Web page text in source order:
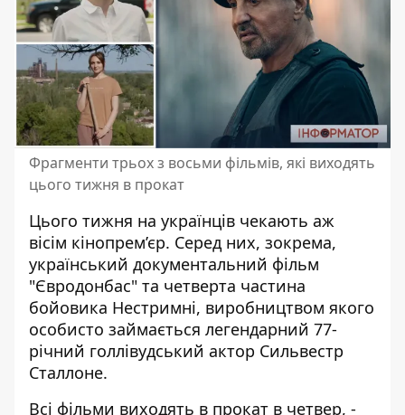
Фрагменти трьох з восьми фільмів, які виходять
цього тижня в прокат
Цього тижня на українців чекають аж
вісім кінопрем’єр. Серед них, зокрема,
український документальний фільм
"Євродонбас" та четверта частина
бойовика Нестримні, виробництвом якого
особисто займається легендарний 77-
річний голлівудський актор Сильвестр
Сталлоне.
Всі фільми виходять в прокат в четвер, -